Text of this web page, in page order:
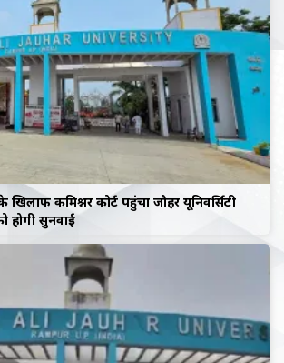
कमिश्नर कोर्ट पहुंचा जौहर यूनिवर्सिटी
होगी सुनवाई